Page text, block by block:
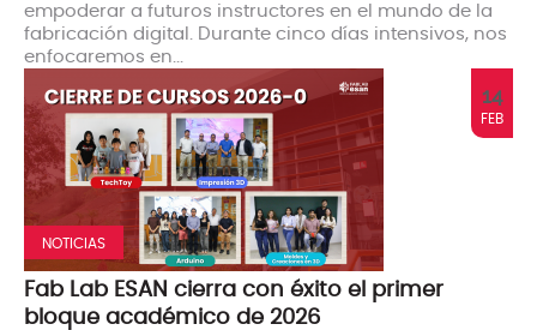
empoderar a futuros instructores en el mundo de la
fabricación digital. Durante cinco días intensivos, nos
enfocaremos en...
NOTICIAS
14
FEB
Fab Lab ESAN cierra con éxito el primer
bloque académico de 2026